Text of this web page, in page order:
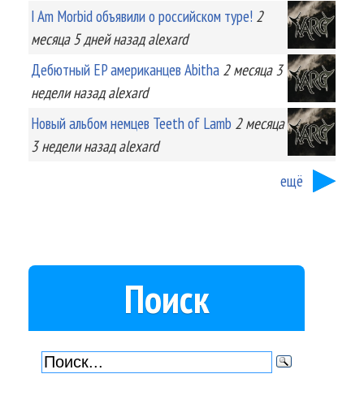
I Am Morbid объявили о российском туре! 2
месяца 5 днейназад alexard
Дебютный EP американцев Abitha 2 месяца 3
неделиназад alexard
Новый альбом немцев Teeth of Lamb 2 месяца
3 неделиназад alexard
ещё
Поиск